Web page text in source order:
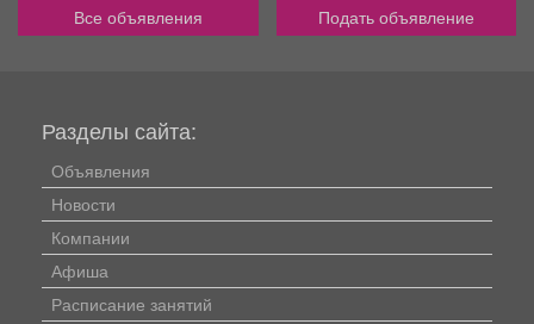
Все объявления Подать объявление
Разделы сайта:
Объявления
Новости
Компании
Афиша
Расписание занятий